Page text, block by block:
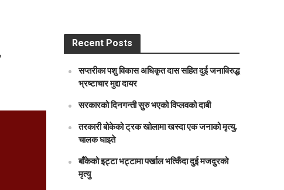
Recent Posts
सप्तरीका पशु विकास अधिकृत दास सहित दुई जनाविरुद्ध
भ्रष्टाचार मुद्दा दायर
सरकारको दिनगन्ती सुरु भएको विप्लवको दाबी
तरकारी बोकेको ट्रक खोलामा खस्दा एक जनाको मृत्यु,
चालक घाइते
बाँकेको इट्टा भट्टामा पर्खाल भत्किँदा दुई मजदुरको
मृत्यु